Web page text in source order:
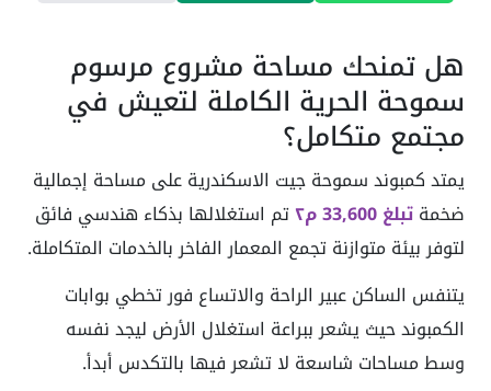
هل تمنحك مساحة مشروع مرسوم
سموحة الحرية الكاملة لتعيش في
مجتمع متكامل؟
يمتد كمبوند سموحة جيت الاسكندرية على مساحة إجمالية
ضخمةتبلغ 33,600 م٢
تم استغلالها بذكاء هندسي فائق
لتوفر بيئة متوازنة تجمع المعمار الفاخر بالخدمات المتكاملة.
يتنفس الساكن عبير الراحة والاتساع فور تخطي بوابات
الكمبوند حيث يشعر ببراعة استغلال الأرض ليجد نفسه
وسط مساحات شاسعة لا تشعر فيها بالتكدس أبدأ.